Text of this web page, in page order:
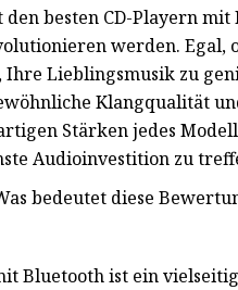
besten CD-Playern
werden. Egal,
Lieblingsmusik zu
Klangqualität
Stärken jedes
Audioinvestition zu
bedeutet diese
Bluetooth ist ein